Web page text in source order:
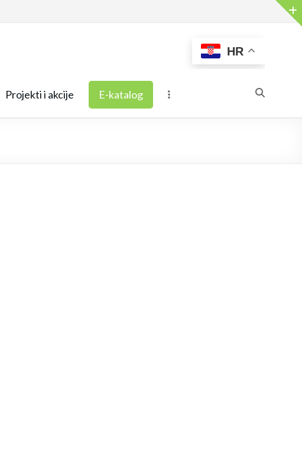
HR
Projekti i akcije E-katalog